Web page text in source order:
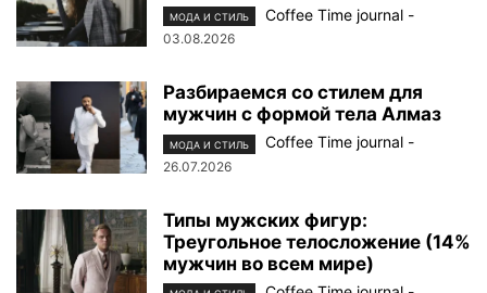
МОДА И СТИЛЬ Coffee Time journal -
03.08.2026
Разбираемся со стилем для
мужчин с формой тела Алмаз
МОДА И СТИЛЬ Coffee Time journal -
26.07.2026
Типы мужских фигур:
Треугольное телосложение (14%
мужчин во всем мире)